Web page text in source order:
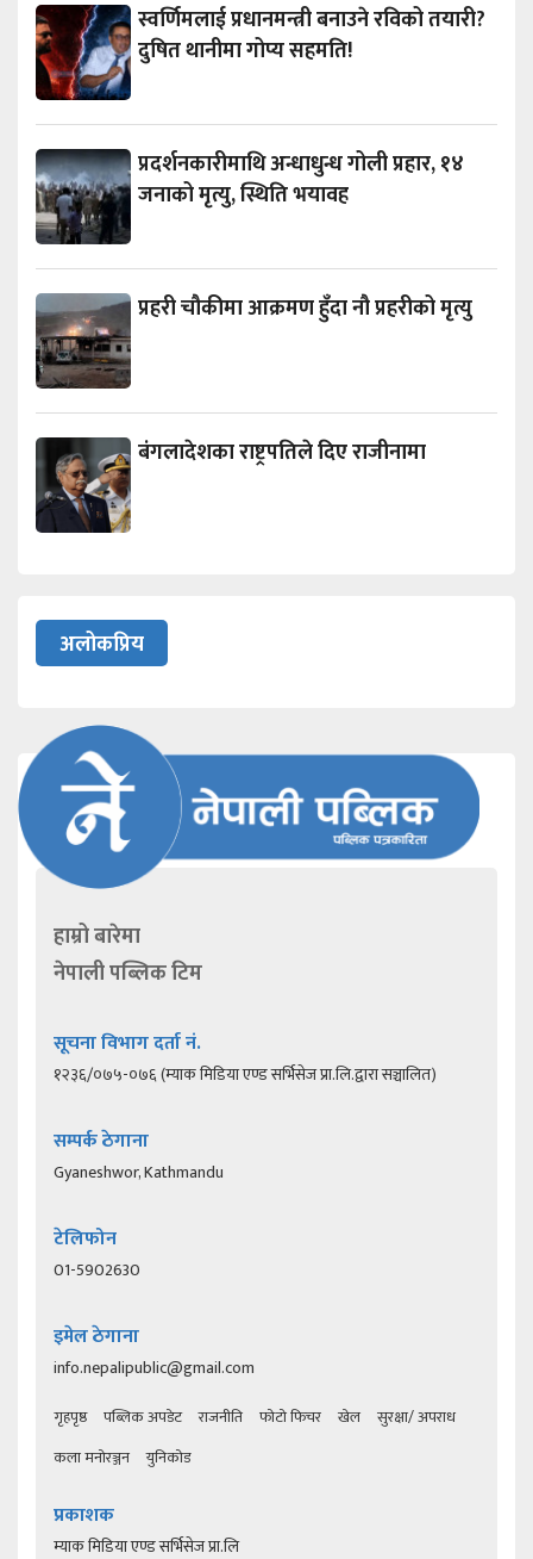
स्वर्णिमलाई प्रधानमन्त्री बनाउने रविको तयारी?
दुषित थानीमा गोप्य सहमति!
प्रदर्शनकारीमाथि अन्धाधुन्ध गोली प्रहार, १४
जनाको मृत्यु, स्थिति भयावह
प्रहरी चौकीमा आक्रमण हुँदा नौ प्रहरीको मृत्यु
बंगलादेशका राष्ट्रपतिले दिए राजीनामा
अलोकप्रिय
हाम्रो बारेमा
नेपाली पब्लिक टिम
सूचना विभाग दर्ता नं.
१२३६/०७५-०७६ (म्याक मिडिया एण्ड सर्भिसेज प्रा.लि.द्वारा सञ्चालित)
सम्पर्क ठेगाना
Gyaneshwor, Kathmandu
टेलिफोन
01-5902630
इमेल ठेगाना
info.nepalipublic@gmail.com
गृहपृष्ठ पब्लिक अपडेट राजनीति फोटो फिचर खेल
सुरक्षा/ अपराध
कला मनोरञ्जन
युनिकोड
प्रकाशक
म्याक मिडिया एण्ड सर्भिसेज प्रा.लि